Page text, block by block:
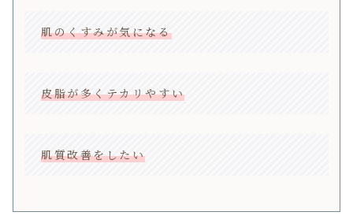
肌のくすみが気になる
皮脂が多くテカリやすい
肌質改善をしたい